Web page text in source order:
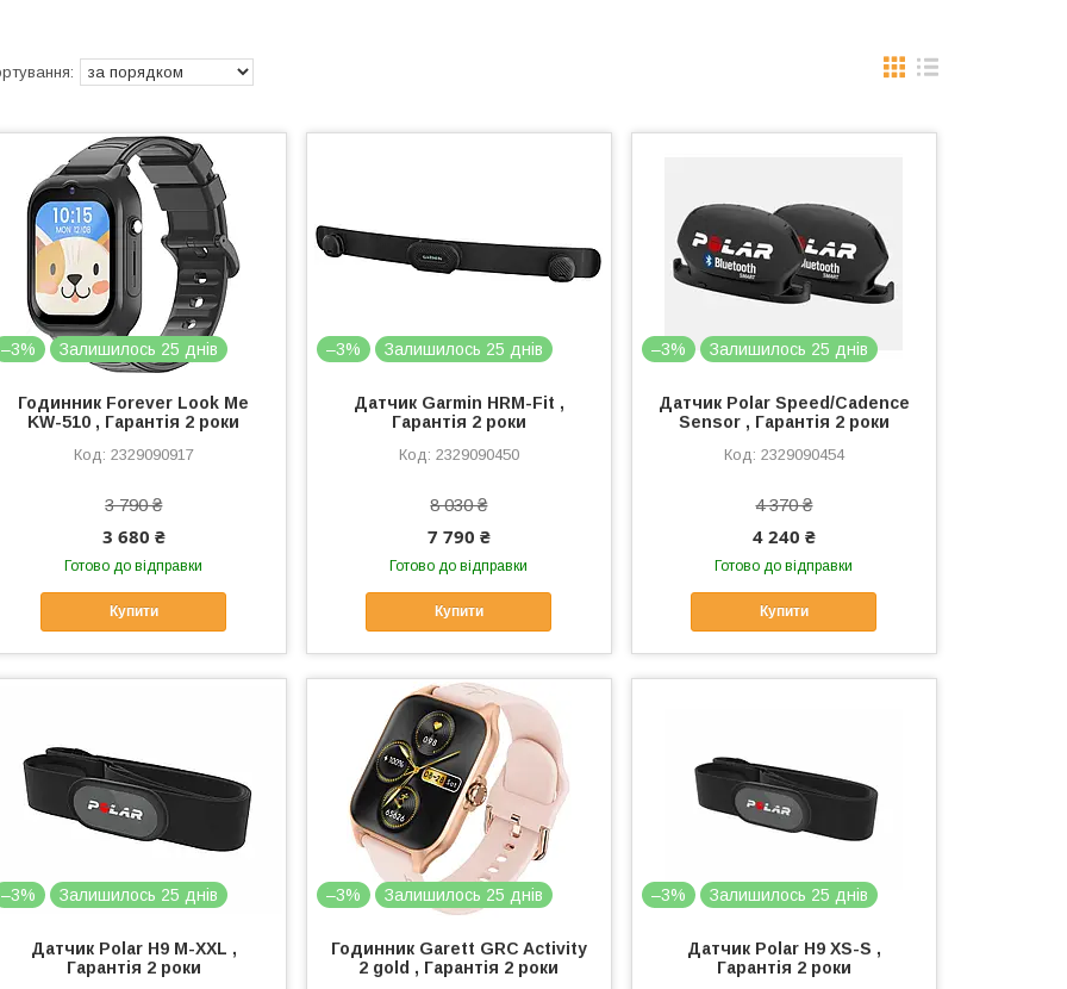
–3% Залишилось 25 днів
Годинник Forever Look Me
KW-510 , Гарантія 2 роки
2329090917
3 790 ₴
3 680 ₴
Готово до відправки
Купити
–3% Залишилось 25 днів
Датчик Garmin HRM-Fit ,
Гарантія 2 роки
2329090450
8 030 ₴
7 790 ₴
Готово до відправки
Купити
–3% Залишилось 25 днів
Датчик Polar Speed/Cadence
Sensor , Гарантія 2 роки
2329090454
4 370 ₴
4 240 ₴
Готово до відправки
Купити
–3% Залишилось 25 днів
Датчик Polar H9 M-XXL ,
Гарантія 2 роки
–3% Залишилось 25 днів
Годинник Garett GRC Activity
2 gold , Гарантія 2 роки
–3% Залишилось 25 днів
Датчик Polar H9 XS-S ,
Гарантія 2 роки